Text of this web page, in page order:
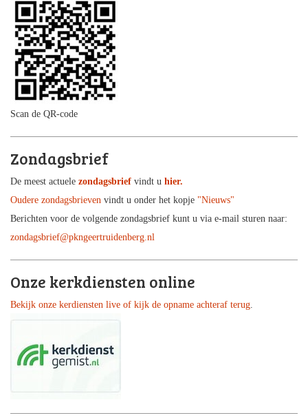
Scan de QR-code
Zondagsbrief
De meest actuele zondagsbrief vindt u hier.
Oudere zondagsbrieven vindt u onder het kopje "Nieuws"
Berichten voor de volgende zondagsbrief kunt u via e-mail sturen naar:
zondagsbrief@pkngeertruidenberg.nl
Onze kerkdiensten online
Bekijk onze kerdiensten live of kijk de opname achteraf terug.